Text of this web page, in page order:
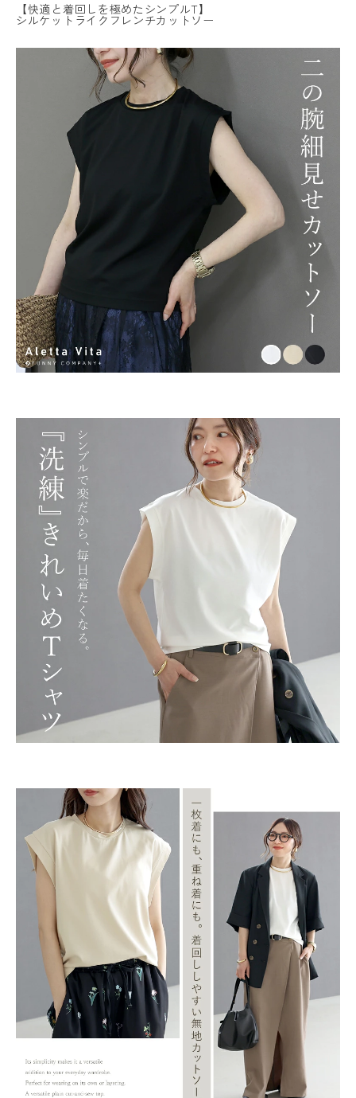
【快適と着回しを極めたシンプルT】
シルケットライクフレンチカットソー